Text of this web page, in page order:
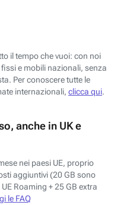
il tempo che vuoi: con noi
fissi e mobili nazionali, senza
Per conoscere tutte le
internazionali, clicca qui.
anche in UK e
nei paesi UE, proprio
aggiuntivi (20 GB sono
Roaming + 25 GB extra
le FAQ